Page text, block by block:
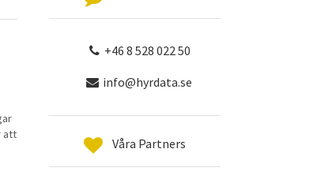
att
+46 8 528 022 50
info@hyrdata.se
Våra Partners